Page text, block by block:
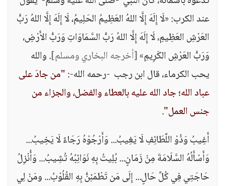
عند الكرب: «لَا إِلَهَ إِلَّا اللهُ العَظِيمُ الحَلِيمُ، لَا إِلَهَ إِلَّا اللهُ رَبُّ
العَرْشِ العَظِيمِ، لَا إِلَهَ إِلَّا اللهُ رَبُّ السَّمَاوَاتِ وَرَبُّ الأَرْضِ،
وَرَبُّ العَرْشِ الكَرِيمِ»[أخرجه البخاري ومسلم]. والله
يحب الكرماء، قال ابن رجب -رحمه الله-:"من جادَ على
عباد الله؛ جاد الله عليه بالعطاء والفضل، والجزاء من
جنس العمل".
أَغِيبُ وَذُوْ اللَّطَائِفِ لَا يَغِيبُ... وَأَرْجُوْهُ رَجَاءً لَا يَخِيبُ...
وَأَسْأَلُهُ السَّلَامَةَ مِنْ زَمَانٍ... بُلِيتُ بِهِ نَوَائِبُهُ تُشِيبُ... وَأُنْزِلُ
حَاجَتِي فِي كُلِّ حَالٍ... إِلَى مَن تَطْمَئِنُّ بِهِ القُلُوْبُ... ومَنْ لِي